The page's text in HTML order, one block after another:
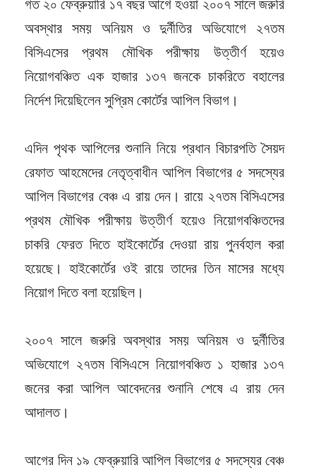
গত ২০ ফেব্রুয়ারি ১৭ বছর আগে হওয়া ২০০৭ সালে জরুরি
অবস্থার সময় অনিয়ম ও দুর্নীতির অভিযোগে ২৭তম
বিসিএসের প্রথম মৌখিক পরীক্ষায় উত্তীর্ণ হয়েও
নিয়োগবঞ্চিত এক হাজার ১৩৭ জনকে চাকরিতে বহালের
নির্দেশ দিয়েছিলেন সুপ্রিম কোর্টের আপিল বিভাগ।
এদিন পৃথক আপিলের শুনানি নিয়ে প্রধান বিচারপতি সৈয়দ
রেফাত আহমেদের নেতৃত্বাধীন আপিল বিভাগের ৫ সদস্যের
আপিল বিভাগের বেঞ্চ এ রায় দেন। রায়ে ২৭তম বিসিএসের
প্রথম মৌখিক পরীক্ষায় উত্তীর্ণ হয়েও নিয়োগবঞ্চিতদের
চাকরি ফেরত দিতে হাইকোর্টের দেওয়া রায় পুনর্বহাল করা
হয়েছে। হাইকোর্টের ওই রায়ে তাদের তিন মাসের মধ্যে
নিয়োগ দিতে বলা হয়েছিল।
২০০৭ সালে জরুরি অবস্থার সময় অনিয়ম ও দুর্নীতির
অভিযোগে ২৭তম বিসিএসে নিয়োগবঞ্চিত ১ হাজার ১৩৭
জনের করা আপিল আবেদনের শুনানি শেষে এ রায় দেন
আদালত।
আগের দিন ১৯ ফেব্রুয়ারি আপিল বিভাগের ৫ সদস্যের বেঞ্চ